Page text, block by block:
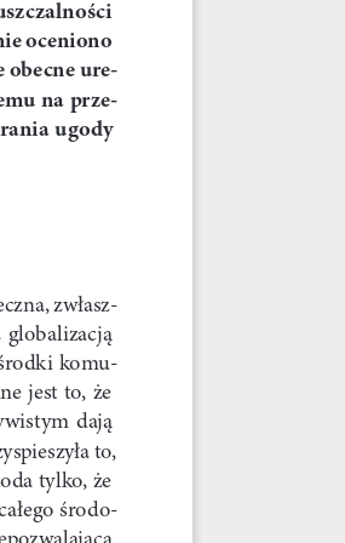
oceniono
obecne ure-
na prze-
ugody
zwłasz-
globalizacją
komu-
jest to, że
dają
to,
tylko, że
środo-